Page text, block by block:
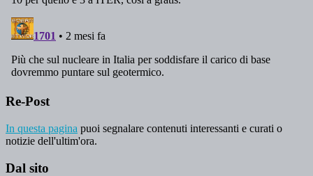
Re-Post
In questa pagina puoi segnalare contenuti interessanti e curati o
notizie dell'ultim'ora.
Dal sito